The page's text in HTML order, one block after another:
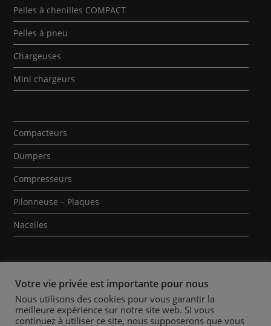
Pelles à chenilles COMPACT
Pelles à pneu
Chargeuses
Mini chargeurs
Compacteurs
Dumpers
Compresseurs
Pilonneuse – Plaques
Nacelles
Qui sommes-nous ? Contact Mentions Légales
Votre vie privée est importante pour nous
Nous utilisons des cookies pour vous garantir la
meilleure expérience sur notre site web. Si vous
continuez à utiliser ce site, nous supposerons que vous